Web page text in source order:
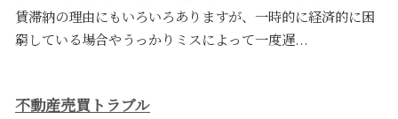
賃滞納の理由にもいろいろありますが、一時的に経済的に困
窮している場合やうっかりミスによって一度遅...
不動産売買トラブル